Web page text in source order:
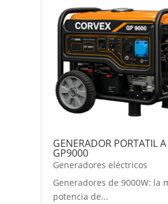
GENERADOR PORTATIL
GP9000
Generadores eléctricos
Generadores de 9000W: la
potencia de...